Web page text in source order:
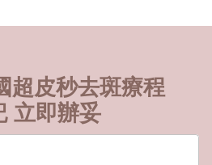
超皮秒去斑療程
立即辦妥